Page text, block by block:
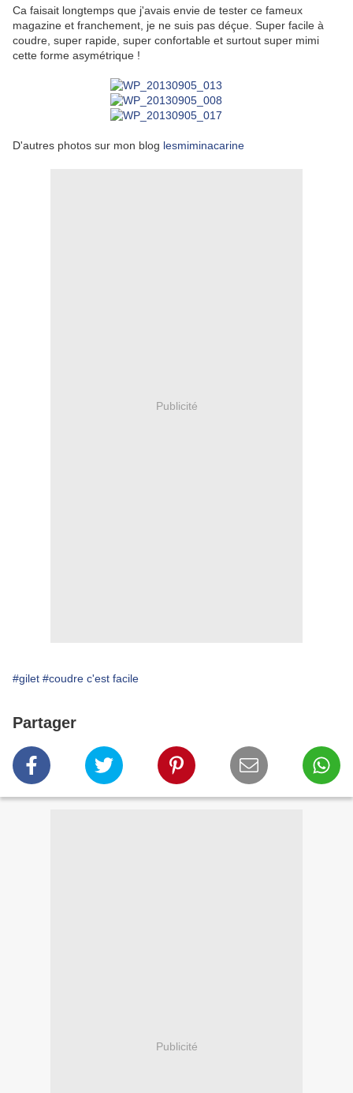
Ca faisait longtemps que j'avais envie de tester ce fameux
magazine et franchement, je ne suis pas déçue. Super facile à
coudre, super rapide, super confortable et surtout super mimi
cette forme asymétrique !
D'autres photos sur mon blog lesmiminacarine
Publicité
#gilet #coudre c'est facile
Partager
Publicité